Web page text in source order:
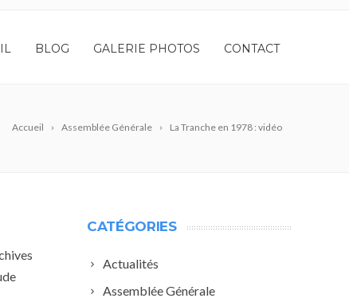
BLOG GALERIE PHOTOS CONTACT
Accueil Assemblée Générale La Tranche en 1978 : vidéo
CATÉGORIES
Actualités
Assemblée Générale